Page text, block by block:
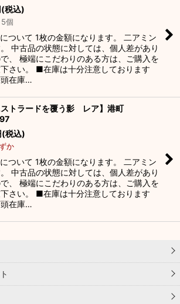
(税込)
個
ついて 1枚の金額になります。 二アミン
。 中古品の状態に対しては、個人差があり
で、 極端にこだわりのある方は、ご購入を
さい。 ■在庫は十分注意しております
在庫…
ストラードを覆う影 レア】港町
(税込)
か
ついて 1枚の金額になります。 二アミン
。 中古品の状態に対しては、個人差があり
で、 極端にこだわりのある方は、ご購入を
さい。 ■在庫は十分注意しております
在庫…